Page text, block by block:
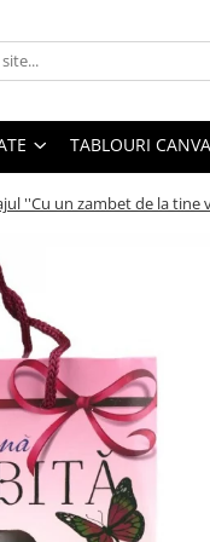
TABLOURI
''Cu un zambet de la tine